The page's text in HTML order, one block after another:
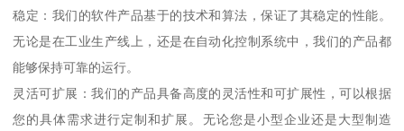
稳定：我们的软件产品基于的技术和算法，保证了其稳定的性能。
无论是在工业生产线上，还是在自动化控制系统中，我们的产品都
能够保持可靠的运行。
灵活可扩展：我们的产品具备高度的灵活性和可扩展性，可以根据
您的具体需求进行定制和扩展。无论您是小型企业还是大型制造